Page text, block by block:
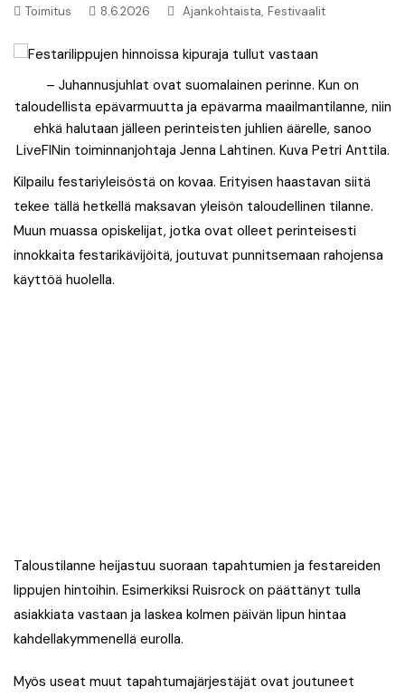
Toimitus 8.6.2026 Ajankohtaista, Festivaalit
– Juhannusjuhlat ovat suomalainen perinne. Kun on
taloudellista epävarmuutta ja epävarma maailmantilanne, niin
ehkä halutaan jälleen perinteisten juhlien äärelle, sanoo
LiveFINin toiminnanjohtaja Jenna Lahtinen. Kuva Petri Anttila.
Kilpailu festariyleisöstä on kovaa. Erityisen haastavan siitä
tekee tällä hetkellä maksavan yleisön taloudellinen tilanne.
Muun muassa opiskelijat, jotka ovat olleet perinteisesti
innokkaita festarikävijöitä, joutuvat punnitsemaan rahojensa
käyttöä huolella.
Taloustilanne heijastuu suoraan tapahtumien ja festareiden
lippujen hintoihin. Esimerkiksi Ruisrock on päättänyt tulla
asiakkiata vastaan ja laskea kolmen päivän lipun hintaa
kahdellakymmenellä eurolla.
Myös useat muut tapahtumajärjestäjät ovat joutuneet